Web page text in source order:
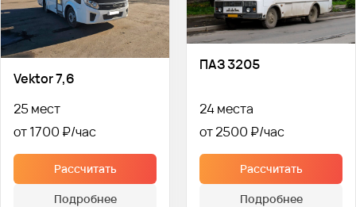
Vektor 7,6
25 мест
от 1700 ₽
Рассчитать
Подробнее
ПАЗ 3205
24 места
от 2500 ₽
Рассчитать
Подробнее